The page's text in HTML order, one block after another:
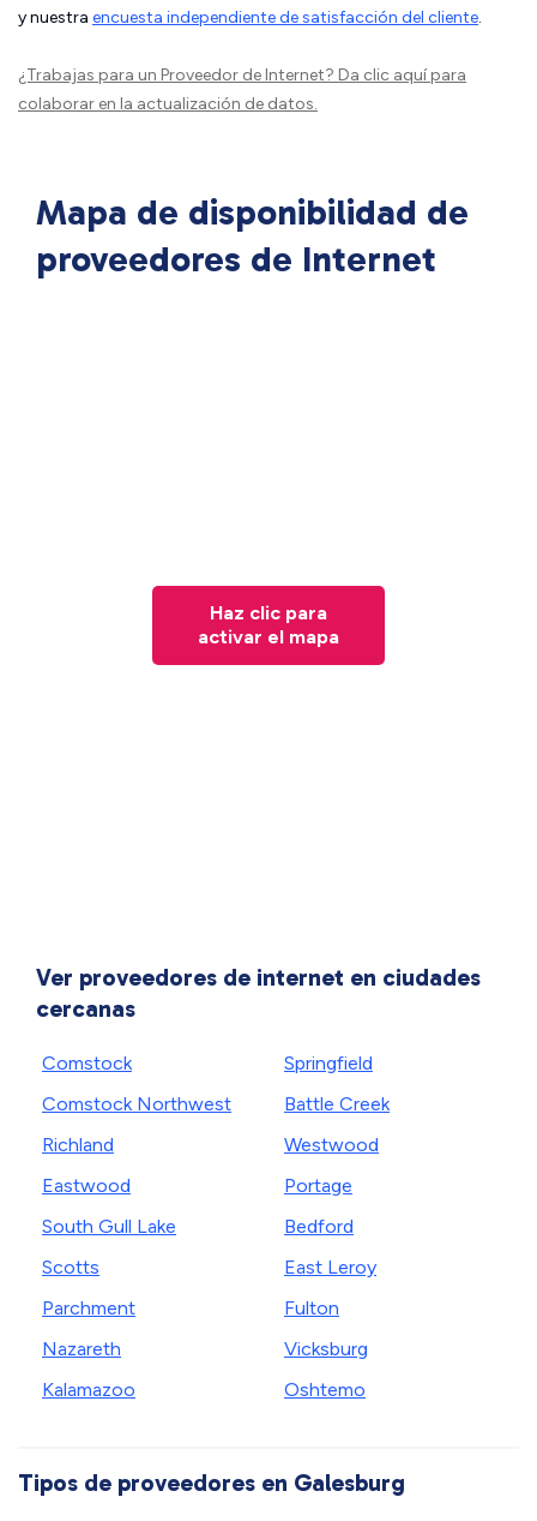
y nuestra encuesta independiente de satisfacción del cliente.
¿Trabajas para un Proveedor de Internet? Da clic aquípara
colaborar en la actualización de datos.
Mapa de disponibilidad de
proveedores de Internet
Haz clic para
activar el mapa
Ver proveedores de internet en ciudades
cercanas
Comstock
Comstock Northwest
Richland
Eastwood
South Gull Lake
Scotts
Parchment
Nazareth
Kalamazoo
Springfield
Battle Creek
Westwood
Portage
Bedford
East Leroy
Fulton
Vicksburg
Oshtemo
Tipos de proveedores en Galesburg